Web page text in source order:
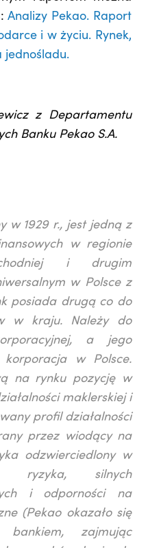
Analizy Pekao. Raport
i w życiu. Rynek,
jednośladu.
z Departamentu
Banku Pekao S.A.
w 1929 r., jest jedną z
w regionie
i drugim
w Polsce z
posiada drugą co do
w kraju. Należy do
a jego
w Polsce.
na rynku pozycję w
maklerskiej i
profil działalności
przez wiodący na
odzwierciedlony w
ryzyka, silnych
i odporności na
(Pekao okazało się
bankiem, zajmując